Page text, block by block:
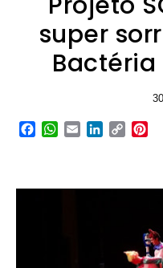
super
Facebook
WhatsApp
EmailLinkedIn
Copy